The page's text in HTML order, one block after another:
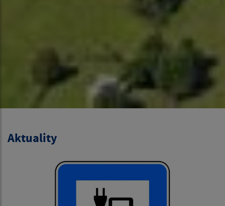
Aktuality